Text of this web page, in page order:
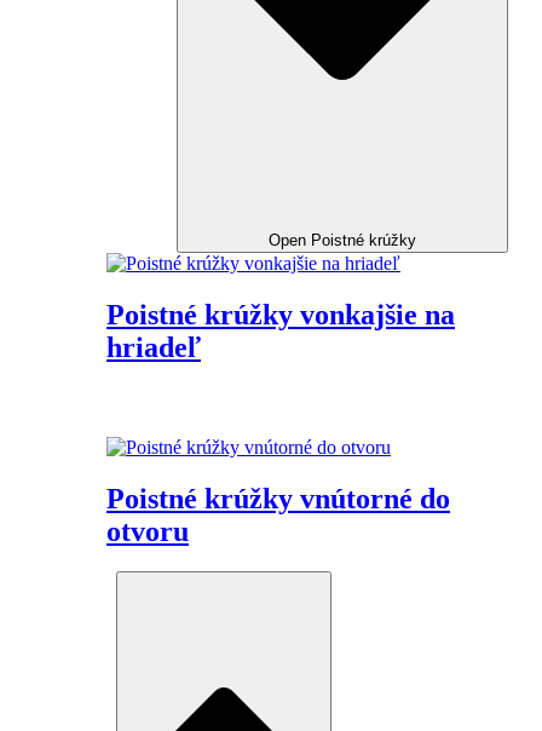
Open Poistné krúžky
Poistné krúžky vonkajšie na
hriadeľ
Poistné krúžky vnútorné do
otvoru